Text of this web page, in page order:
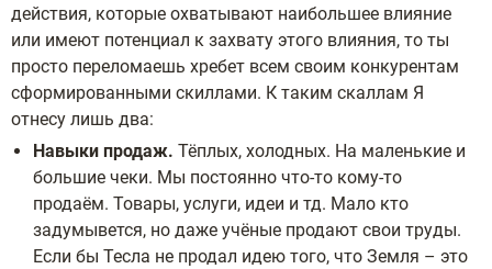
действия, которые охватывают наибольшее влияние
или имеют потенциал к захвату этого влияния, то ты
просто переломаешь хребет всем своим конкурентам
сформированными скиллами. К таким скаллам Я
отнесу лишь два:
Навыки продаж. Тёплых, холодных. На маленькие и
большие чеки. Мы постоянно что-то кому-то
продаём. Товары, услуги, идеи и тд. Мало кто
задумывется, но даже учёные продают свои труды.
Если бы Тесла не продал идею того, что Земля – это